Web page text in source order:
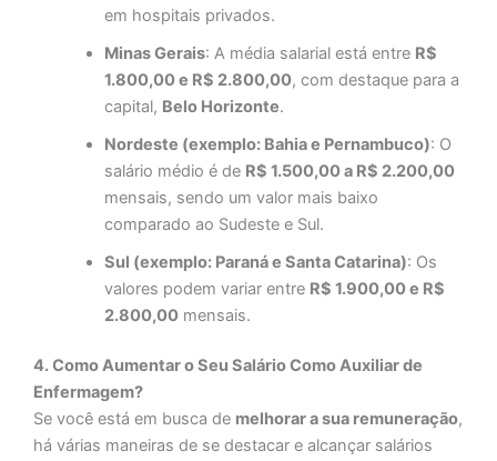
em hospitais privados.
Minas Gerais: A média salarial está entre R$
1.800,00 e R$ 2.800,00, com destaque para a
capital, Belo Horizonte.
Nordeste (exemplo: Bahia e Pernambuco): O
salário médio é de R$ 1.500,00 a R$ 2.200,00
mensais, sendo um valor mais baixo
comparado ao Sudeste e Sul.
Sul (exemplo: Paraná e Santa Catarina): Os
valores podem variar entre R$ 1.900,00 e R$
2.800,00mensais.
4. Como Aumentar o Seu Salário Como Auxiliar de
Enfermagem?
Se você está em busca de melhorar a sua remuneração,
há várias maneiras de se destacar e alcançar salários